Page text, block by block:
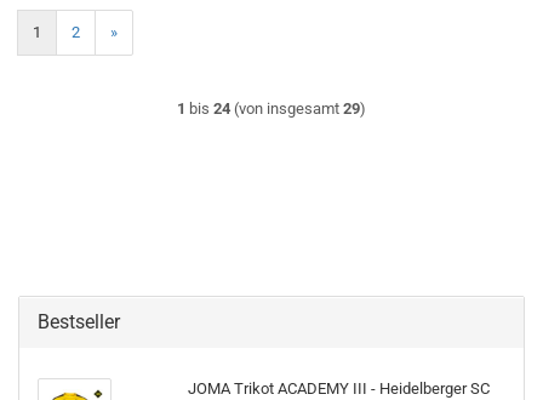
1 2 »
1 bis 24 (von insgesamt 29)
Bestseller
JOMA Trikot ACADEMY III - Heidelberger SC